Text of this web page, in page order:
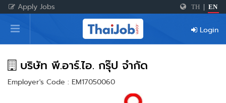
Apply Jobs TH EN
Home
Login
Register
Login
บริษัท พี.อาร์.ไอ. กรุ๊ป จำกัด
Employer's Code : EM17050060